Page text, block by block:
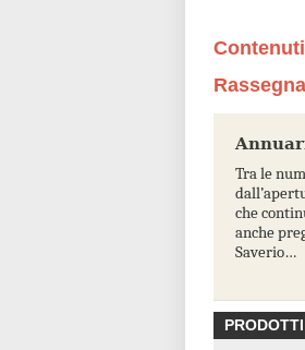
Tra le
che
anche
Saverio…